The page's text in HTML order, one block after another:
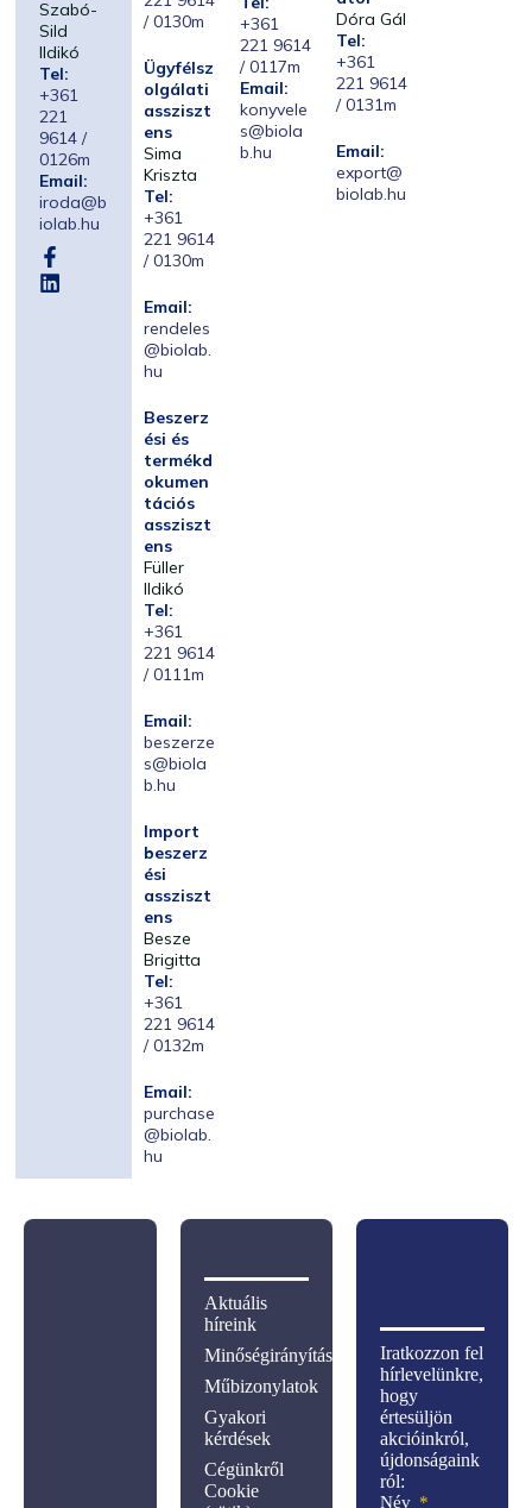
Szabó-
Sild
Ildikó
Tel:
+361
221
9614 /
0126m
Email:
iroda@b
iolab.hu
/ 0130m
Ügyfélsz
olgálati
assziszt
ens
Sima
Kriszta
Tel:
+361
221 9614
/ 0130m
Email:
rendeles
@biolab.
hu
Beszerz
ési és
termékd
okumen
tációs
assziszt
ens
Füller
Ildikó
Tel:
+361
221 9614
/ 0111m
Email:
beszerze
s@biola
b.hu
Import
beszerz
ési
assziszt
ens
Besze
Brigitta
Tel:
+361
221 9614
/ 0132m
Email:
purchase
@biolab.
hu
+361
221 9614
/ 0117m
Email:
konyvele
s@biola
b.hu
Dóra Gál
Tel:
+361
221 9614
/ 0131m
Email:
export@
biolab.hu
Iratkozzon fel
hírlevelünkre,
hogy
értesüljön
akcióinkról,
újdonságaink
ról:
Név
Aktuális
híreink
Minőségirányítás
Műbizonylatok
Gyakori
kérdések
Cégünkről
Cookie